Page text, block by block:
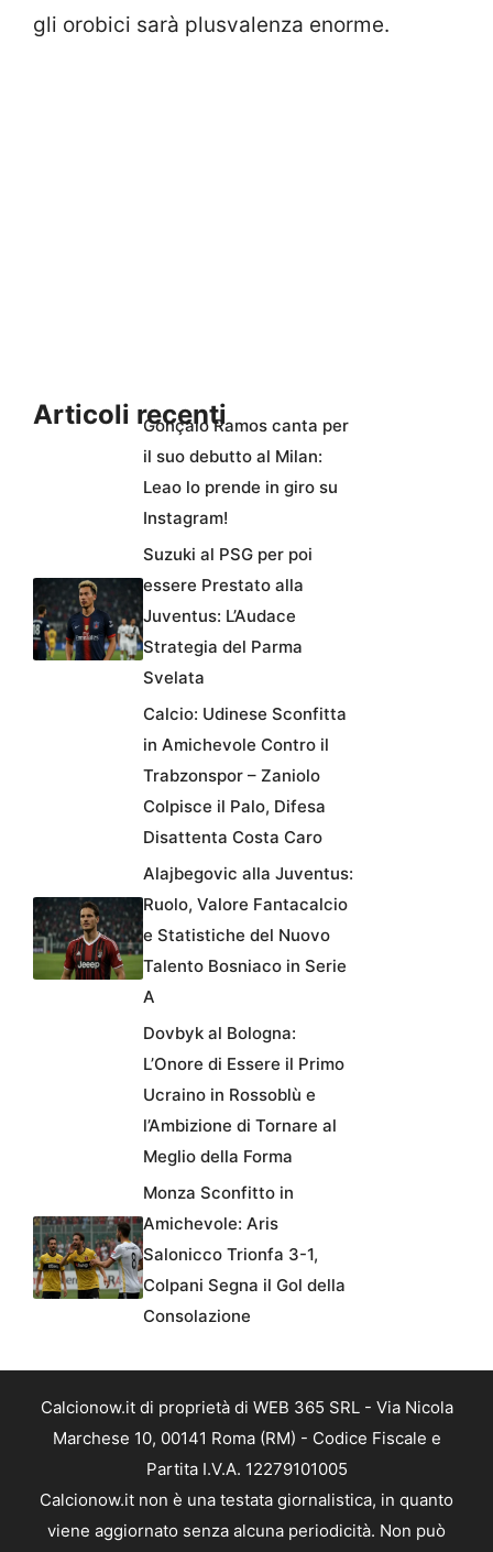
gli orobici sarà plusvalenza enorme.
Articoli recentiGonçalo Ramos canta per
il suo debutto al Milan:
Leao lo prende in giro su
Instagram!
Suzuki al PSG per poi
essere Prestato alla
Juventus: L’Audace
Strategia del Parma
Svelata
Calcio: Udinese Sconfitta
in Amichevole Contro il
Trabzonspor – Zaniolo
Colpisce il Palo, Difesa
Disattenta Costa Caro
Alajbegovic alla Juventus:
Ruolo, Valore Fantacalcio
e Statistiche del Nuovo
Talento Bosniaco in Serie
A
Dovbyk al Bologna:
L’Onore di Essere il Primo
Ucraino in Rossoblù e
l’Ambizione di Tornare al
Meglio della Forma
Monza Sconfitto in
Amichevole: Aris
Salonicco Trionfa 3-1,
Colpani Segna il Gol della
Consolazione
Calcionow.it di proprietà di WEB 365 SRL - Via Nicola
Marchese 10, 00141 Roma (RM) - Codice Fiscale e
Partita I.V.A. 12279101005
Calcionow.it non è una testata giornalistica, in quanto
viene aggiornato senza alcuna periodicità. Non può